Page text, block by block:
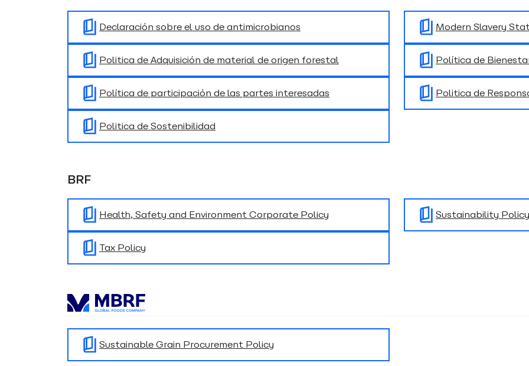
Declaración sobre el uso de antimicrobianos Modern Slavery
Politica de Adquisición de material de origen forestal Política de
Política de participación de las partes interesadas Politica de
Politica de Sostenibilidad
BRF
Health, Safety and Environment Corporate Policy Sustainability Policy
Tax Policy
Sustainable Grain Procurement Policy